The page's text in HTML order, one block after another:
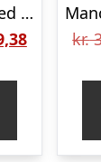
Manchester United home jersey 2026/27 – mens-S
Den
kr. 669,38.
kr.